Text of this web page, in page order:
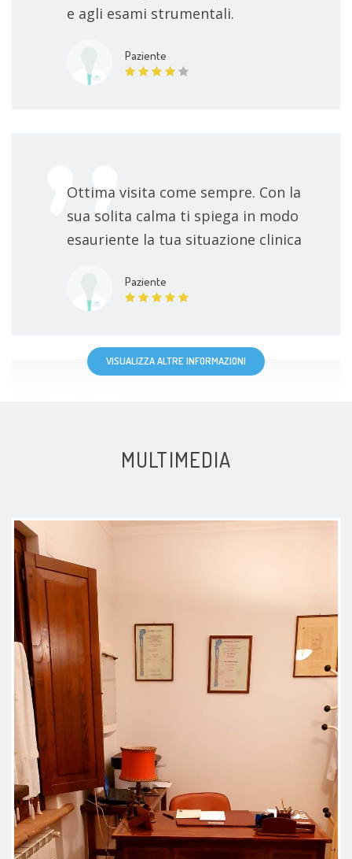
e agli esami strumentali.
Paziente
Ottima visita come sempre. Con la
sua solita calma ti spiega in modo
esauriente la tua situazione clinica
Paziente
Posso solo aggiungere che ho fatto
bene, molti anni fa, a scegliere
questa struttura .
VISUALIZZA ALTRE INFORMAZIONI
MULTIMEDIA